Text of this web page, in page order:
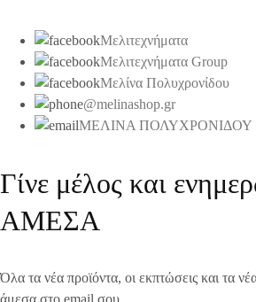
Μελιτεχνήματα
Μελιτεχνήματα Group
Μελίνα Πολυχρονίδου
@melinashop.gr
ΜΕΛΙΝΑ ΠΟΛΥΧΡΟΝΙΔΟΥ
Γίνε μέλος και
ΑΜΕΣΑ
Όλα τα νέα προϊόντα, οι εκπτώσεις και τα